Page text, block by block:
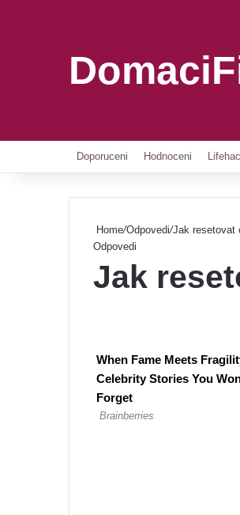
Doporuceni Hodnoceni
Home/Odpovedi/Jak resetovat
Odpovedi
Jak